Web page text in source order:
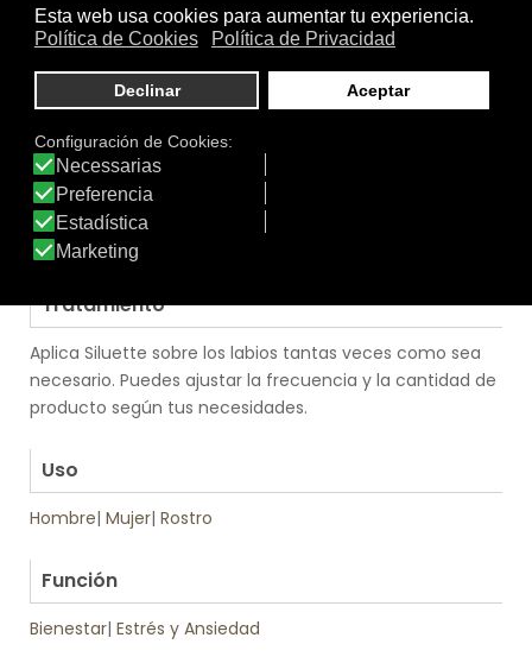
Modo de Empleo
Extiende una pequeña cantidad de producto de forma
uniforme en los labios con ayuda del aplicador con
masajeador para potenciar la experiencia sensorial.
Como parte del efecto del bálsamo, es normal
experimentar sensación de picor y hormigueo en los
labios. Su efecto es inmediato y con una duración
media entre 30 y 60 minutos
Tratamiento
Aplica Siluette sobre los labios tantas veces como sea
necesario. Puedes ajustar la frecuencia y la cantidad de
producto según tus necesidades.
Uso
Hombre| Mujer| Rostro
Función
Bienestar| Estrés y Ansiedad